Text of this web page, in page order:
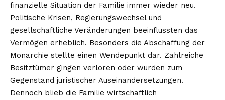
finanzielle Situation der Familie immer wieder neu.
Politische Krisen, Regierungswechsel und
gesellschaftliche Veränderungen beeinflussten das
Vermögen erheblich. Besonders die Abschaffung der
Monarchie stellte einen Wendepunkt dar. Zahlreiche
Besitztümer gingen verloren oder wurden zum
Gegenstand juristischer Auseinandersetzungen.
Dennoch blieb die Familie wirtschaftlich